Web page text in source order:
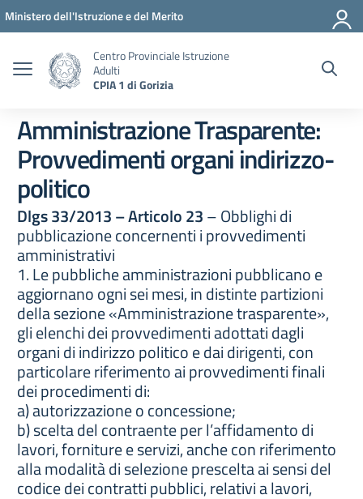
Vai ai contenuti
Vai al menu di navigazione
Vai al footer
Ministero dell'Istruzione e del Merito
Centro Provinciale Istruzione
Adulti
CPIA 1 di Gorizia
Amministrazione Trasparente:
Provvedimenti organi indirizzo-
politico
Dlgs 33/2013 – Articolo 23– Obblighi di
pubblicazione concernenti i provvedimenti
amministrativi
1. Le pubbliche amministrazioni pubblicano e
aggiornano ogni sei mesi, in distinte partizioni
della sezione «Amministrazione trasparente»,
gli elenchi dei provvedimenti adottati dagli
organi di indirizzo politico e dai dirigenti, con
particolare riferimento ai provvedimenti finali
dei procedimenti di:
a) autorizzazione o concessione;
b) scelta del contraente per l’affidamento di
lavori, forniture e servizi, anche con riferimento
alla modalità di selezione prescelta ai sensi del
codice dei contratti pubblici, relativi a lavori,